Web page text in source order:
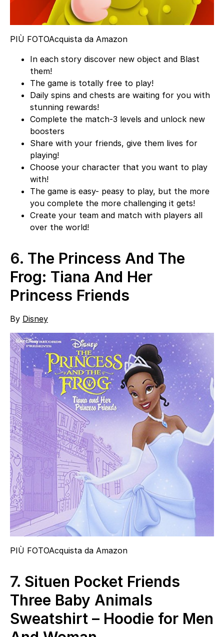
PIÙ FOTOAcquista da Amazon
In each story discover new object and Blast
them!
The game is totally free to play!
Daily spins and chests are waiting for you with
stunning rewards!
Complete the match-3 levels and unlock new
boosters
Share with your friends, give them lives for
playing!
Choose your character that you want to play
with!
The game is easy- peasy to play, but the more
you complete the more challenging it gets!
Create your team and match with players all
over the world!
6. The Princess And The
Frog: Tiana And Her
Princess Friends
By Disney
PIÙ FOTOAcquista da Amazon
7. Situen Pocket Friends
Three Baby Animals
Sweatshirt – Hoodie for Men